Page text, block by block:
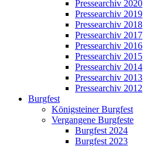
Pressearchiv 2020
Pressearchiv 2019
Pressearchiv 2018
Pressearchiv 2017
Pressearchiv 2016
Pressearchiv 2015
Pressearchiv 2014
Pressearchiv 2013
Pressearchiv 2012
Burgfest
Königsteiner Burgfest
Vergangene Burgfeste
Burgfest 2024
Burgfest 2023